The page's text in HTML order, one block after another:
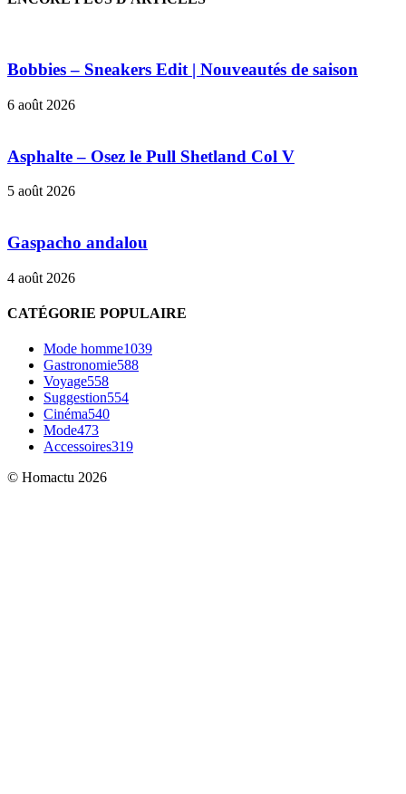
Bobbies – Sneakers Edit | Nouveautés de saison
6 août 2026
Asphalte – Osez le Pull Shetland Col V
5 août 2026
Gaspacho andalou
4 août 2026
CATÉGORIE POPULAIRE
Mode homme1039
Gastronomie588
Voyage558
Suggestion554
Cinéma540
Mode473
Accessoires319
© Homactu 2026